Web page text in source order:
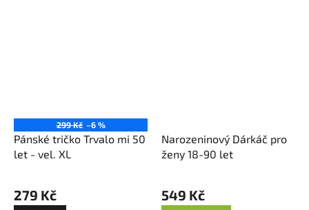
299 Kč –6 %
Pánské tričko Trvalo mi 50
let - vel. XL
hodnocení
produktu
279 Kč
Narozeninový Dárkáč pro
ženy 18-90 let
549 Kč